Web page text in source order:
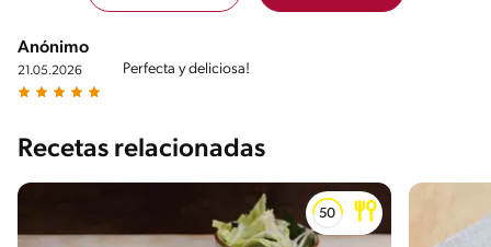
Anónimo
21.05.2026 Perfecta y deliciosa!
Recetas relacionadas